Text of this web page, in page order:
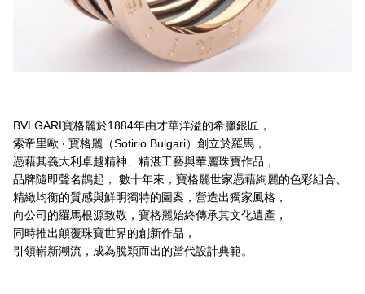
BVLGARI寶格麗於1884年由才華洋溢的希臘銀匠，
索帝里歐 ‧ 寶格麗（Sotirio Bulgari）創立於羅馬，
憑藉其義大利卓越精神、精湛工藝與華麗珠寶作品，
品牌隨即聲名鵲起， 數十年來，寶格麗世家憑藉絢麗的色彩組合、
精緻均衡的質感與鮮明獨特的圖案，營造出獨家風格，
向公司的羅馬根源致敬，寶格麗始終傳承其文化遺產，
同時推出顛覆珠寶世界的創新作品，
引領嶄新潮流，成為脫穎而出的當代設計典範。